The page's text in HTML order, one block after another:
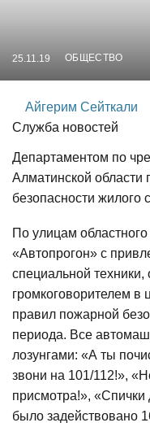
25.11.19 ОБЩЕСТВО
Айгерим Сейткали
Служба новостей
Департаментом по
Алматинской
безопасности жилого
По улицам
«Автопрогон» с
специальной техники,
громкоговорителем в
правил пожарной
периода. Все
лозунгами: «А ты
звони на 101/112!»,
присмотра!», «Спички
было задействовано